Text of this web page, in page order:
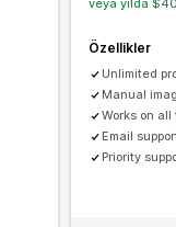
veya yılda
Özellikler
Unlimited
Manual
Works on
Email
Priority